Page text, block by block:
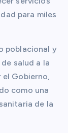
para miles
poblacional y
salud a la
el Gobierno,
como una
de la